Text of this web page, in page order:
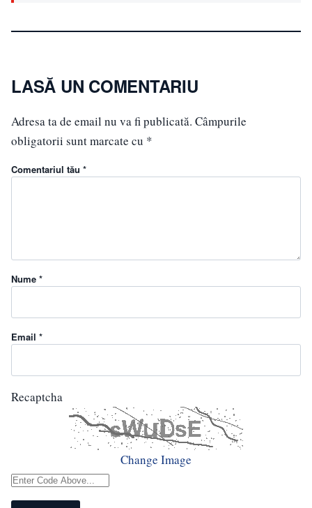
LASĂ UN COMENTARIU
Adresa ta de email nu va fi publicată. Câmpurile
obligatorii sunt marcate cu *
Comentariul tău *
Nume *
Email *
Recaptcha
Change Image